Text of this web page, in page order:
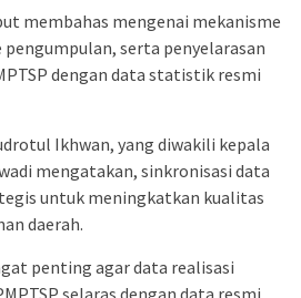
membahas mengenai mekanisme
serta penyelarasan
dengan data statistik resmi
Ikhwan, yang diwakili kepala
mengatakan, sinkronisasi data
untuk meningkatkan kualitas
daerah.
penting agar data realisasi